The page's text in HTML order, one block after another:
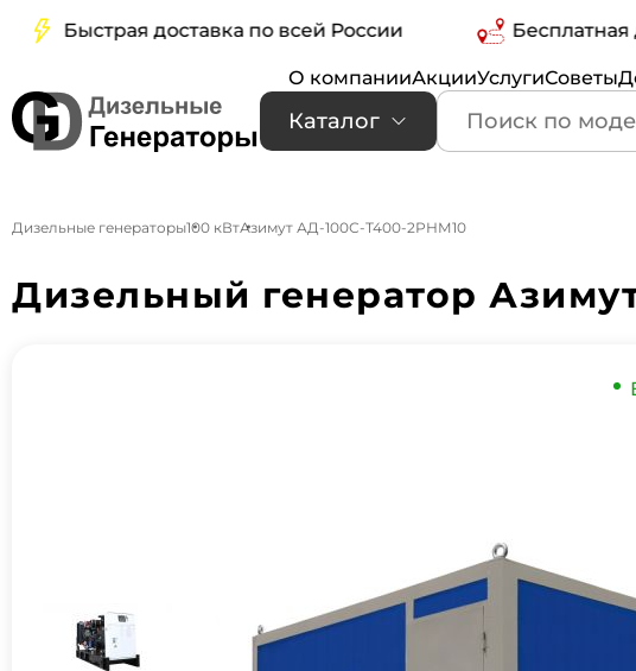
Быстрая доставка по всей России Бесплатная
О компанииАкцииУслугиСоветы
Каталог
Дизельные генераторы100 кВтАзимут АД-100С-Т400-2РНМ10
Дизельный генератор